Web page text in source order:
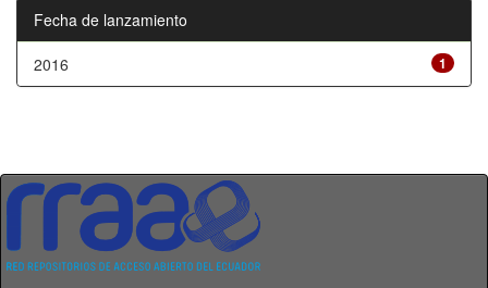
Fecha de lanzamiento
1
2016